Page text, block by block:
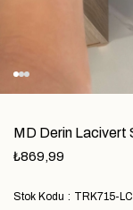
MD Derin Lacivert
₺869,99
Stok Kodu
TRK715-